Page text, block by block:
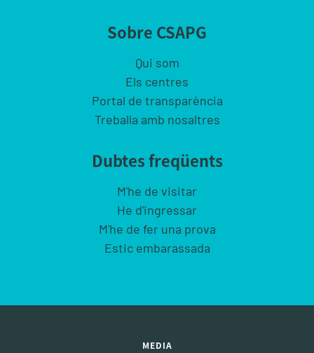
Sobre CSAPG
Qui som
Els centres
Portal de transparència
Treballa amb nosaltres
Dubtes freqüents
M'he de visitar
He d'ingressar
M'he de fer una prova
Estic embarassada
MEDIA